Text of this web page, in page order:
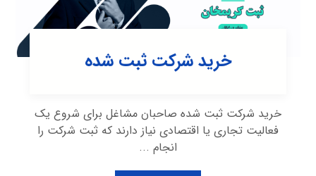
خرید شرکت ثبت شده
خرید شرکت ثبت شده صاحبان مشاغل برای شروع یک
فعالیت تجاری یا اقتصادی نیاز دارند که ثبت شرکت را
انجام ...